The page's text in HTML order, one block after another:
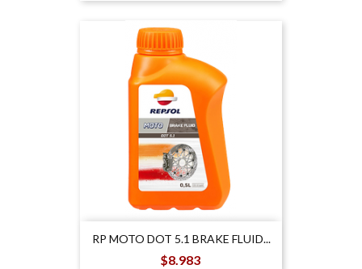
RP MOTO DOT 5.1 BRAKE FLUID...
Precio
$8.983